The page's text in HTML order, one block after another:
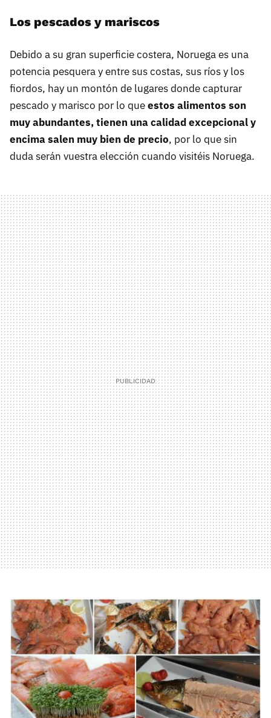
Los pescados y mariscos
Debido a su gran superficie costera, Noruega es una
potencia pesquera y entre sus costas, sus ríos y los
fiordos, hay un montón de lugares donde capturar
pescado y marisco por lo queestos alimentos son
muy abundantes, tienen una calidad excepcional y
encima salen muy bien de precio, por lo que sin
duda serán vuestra elección cuando visitéis Noruega.